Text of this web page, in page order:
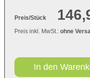
Preis/Stück
Preis inkl. MwSt.: ohne
In den